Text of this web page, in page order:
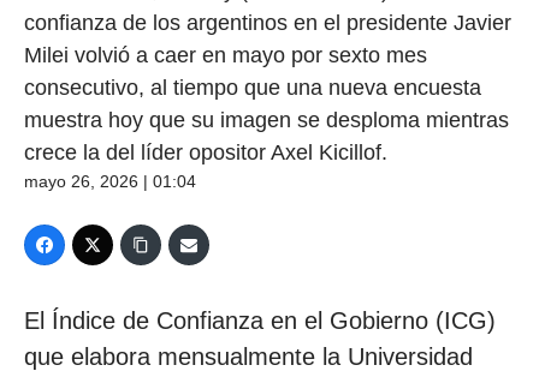
confianza de los argentinos en el presidente Javier
Milei volvió a caer en mayo por sexto mes
consecutivo, al tiempo que una nueva encuesta
muestra hoy que su imagen se desploma mientras
crece la del líder opositor Axel Kicillof.
mayo 26, 2026 | 01:04
El Índice de Confianza en el Gobierno (ICG)
que elabora mensualmente la Universidad